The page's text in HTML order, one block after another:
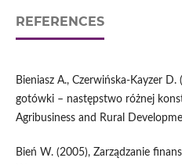
REFERENCES
Bieniasz A., Czerwińska-Kayzer
gotówki – następstwo różnej
Agribusiness and Rural
Bień W. (2005), Zarządzanie